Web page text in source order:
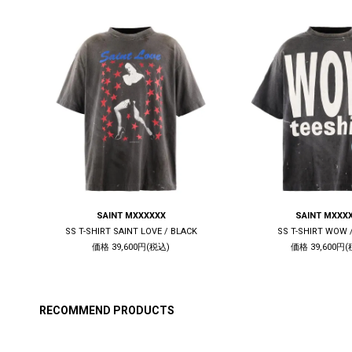
SAINT MXXXXXX
SS T-SHIRT SAINT LOVE / BLACK
価格 39,600円(税込)
SAINT
SS T-SHIRT WOW
価格 39,600円(
RECOMMEND PRODUCTS